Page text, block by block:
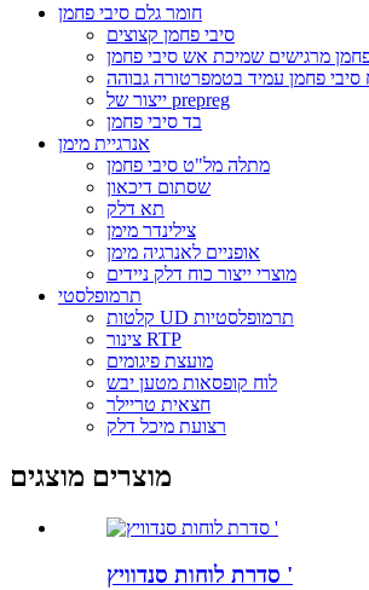
חומר גלם סיבי פחמן
סיבי פחמן קצוצים
מרגישים שמיכת אש סיבי פחמן
סיבי פחמן עמיד בטמפרטורה גבוהה
ייצור של prepreg
בד סיבי פחמן
אנרגיית מימן
מתלה מל"ט סיבי פחמן
שסתום דיכאון
תא דלק
צילינדר מימן
אופניים לאנרגיה מימן
מוצרי ייצור כוח דלק ניידים
תרמופלסטי
קלטות UD תרמופלסטיות
צינור RTP
מועצת פיגומים
לוח קופסאות מטען יבש
חצאית טריילר
רצועת מיכל דלק
מוצרים מוצגים
סדרת לוחות סנדוויץ '